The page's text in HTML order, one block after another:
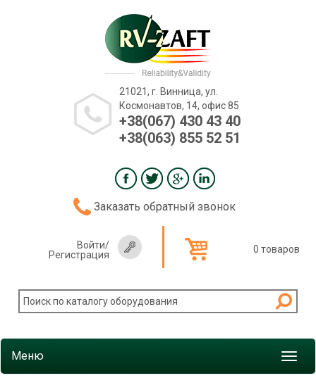
21021, г. Винница, ул.
Космонавтов, 14, офис 85
+38(067) 430 43 40
+38(063) 855 52 51
Заказать обратный звонок
Войти/
Регистрация
0 товаров
Меню